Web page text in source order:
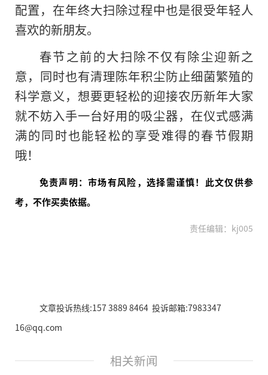
配置，在年终大扫除过程中也是很受年轻人
喜欢的新朋友。
春节之前的大扫除不仅有除尘迎新之
意，同时也有清理陈年积尘防止细菌繁殖的
科学意义，想要更轻松的迎接农历新年大家
就不妨入手一台好用的吸尘器，在仪式感满
满的同时也能轻松的享受难得的春节假期
哦！
免责声明：市场有风险，选择需谨慎！此文仅供参
考，不作买卖依据。
责任编辑：kj005
文章投诉热线:157 3889 8464 投诉邮箱:7983347
16@qq.com
相关新闻